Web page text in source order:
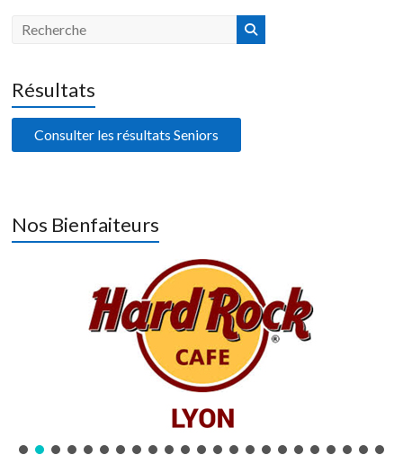
Résultats
Consulter les résultats Seniors
Nos Bienfaiteurs